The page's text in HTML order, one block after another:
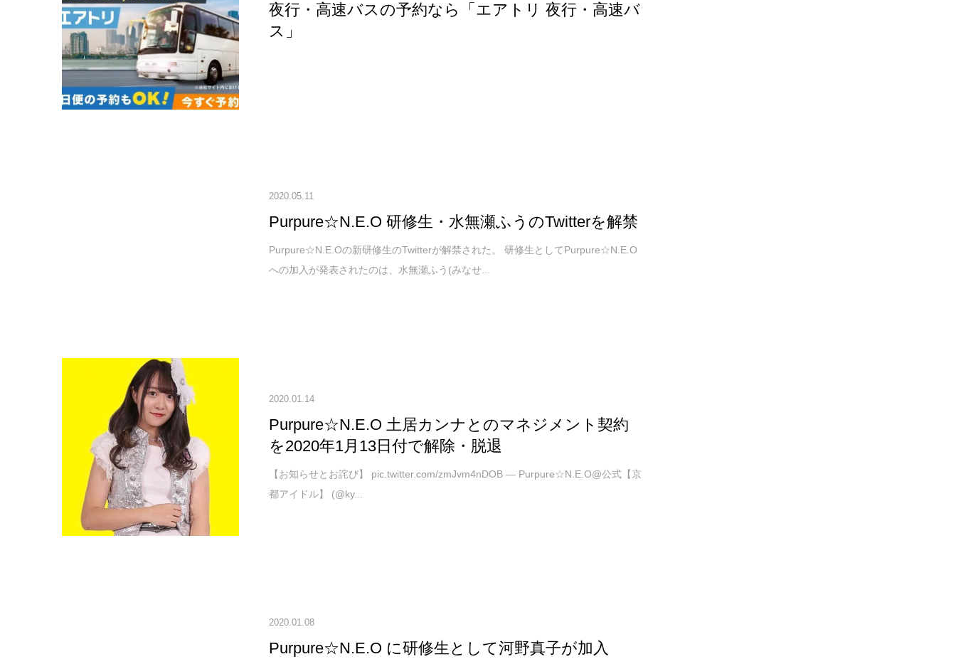
夜行・高速バスの予約なら「エアトリ 夜行・高速バ
ス」
2020.05.11
Purpure☆N.E.O 研修生・水無瀬ふうのTwitterを解禁
Purpure☆N.E.Oの新研修生のTwitterが解禁された。 研修生としてPurpure☆N.E.O
への加入が発表されたのは、水無瀬ふう(みなせ...
2020.01.14
Purpure☆N.E.O 土居カンナとのマネジメント契約
を2020年1月13日付で解除・脱退
【お知らせとお詫び】 pic.twitter.com/zmJvm4nDOB — Purpure☆N.E.O@公式【京
都アイドル】 (@ky...
2020.01.08
Purpure☆N.E.O に研修生として河野真子が加入